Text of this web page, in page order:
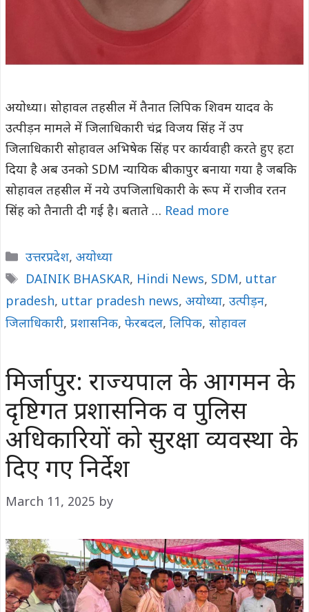
अयोध्या। सोहावल तहसील में तैनात लिपिक शिवम यादव के
उत्पीड़न मामले में जिलाधिकारी चंद्र विजय सिंह नें उप
जिलाधिकारी सोहावल अभिषेक सिंह पर कार्यवाही करते हुए हटा
दिया है अब उनको SDM न्यायिक बीकापुर बनाया गया है जबकि
सोहावल तहसील में नये उपजिलाधिकारी के रूप में राजीव रतन
सिंह को तैनाती दी गई है। बताते … Read more
Categories
उत्तरप्रदेश, अयोध्या
Tags
DAINIK BHASKAR, Hindi News, SDM, uttar
pradesh, uttar pradesh news, अयोध्या, उत्पीड़न,
जिलाधिकारी, प्रशासनिक, फेरबदल, लिपिक, सोहावल
मिर्जापुर: राज्यपाल के आगमन के
दृष्टिगत प्रशासनिक व पुलिस
अधिकारियों को सुरक्षा व्यवस्था के
दिए गए निर्देश
March 11, 2025 by